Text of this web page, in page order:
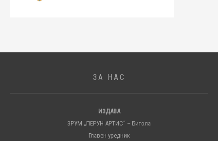
ЗА НАС
ИЗДАВА
ЗРУМ „ПЕРУН АРТИС“ – Битола
Главен уредник